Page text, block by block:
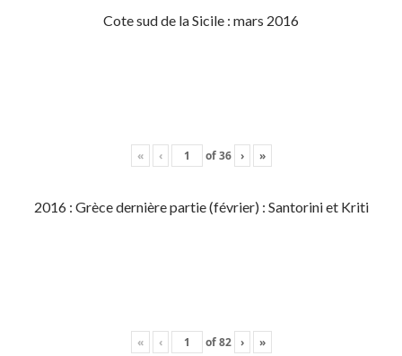
Cote sud de la Sicile : mars 2016
« ‹ of36 › »
2016 : Grèce dernière partie (février) : Santorini et Kriti
« ‹ of82 › »